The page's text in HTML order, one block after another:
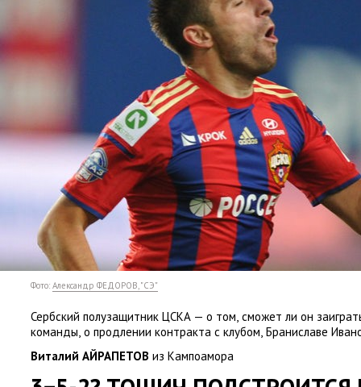
Фото: Александр ФЕДОРОВ, "СЭ"
Сербский полузащитник ЦСКА — о том, сможет ли он
команды, о продлении контракта с клубом, Браниславе
Виталий АЙРАПЕТОВ из Кампоамора